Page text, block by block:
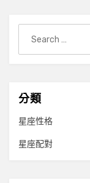
for:
分類
星座性格
星座配對